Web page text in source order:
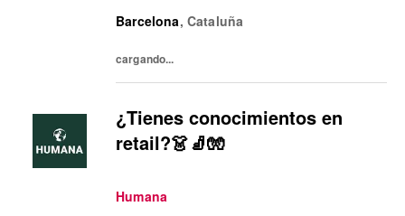
laboral en cinco días a la semana y dos días
Barcelona, Cataluña
cargando...
¿Tienes conocimientos en
retail?👗🧦🧤
Humana